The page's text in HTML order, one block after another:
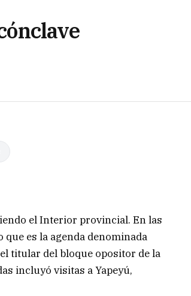
el Interior provincial. En las
es la agenda denominada
titular del bloque opositor de la
incluyó visitas a Yapeyú,